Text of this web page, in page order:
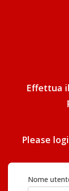
Effettua
Please
Nome